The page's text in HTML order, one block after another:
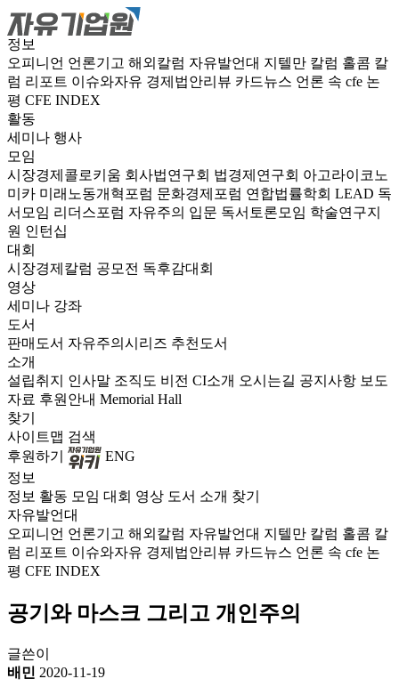
정보
오피니언 언론기고 해외칼럼 자유발언대 지텔만 칼럼 홀콤 칼
럼 리포트 이슈와자유 경제법안리뷰 카드뉴스 언론 속 cfe 논
평 CFE INDEX
활동
세미나 행사
모임
시장경제콜로키움 회사법연구회 법경제연구회 아고라이코노
미카 미래노동개혁포럼 문화경제포럼 연합법률학회 LEAD 독
서모임 리더스포럼 자유주의 입문 독서토론모임 학술연구지
원 인턴십
대회
시장경제칼럼 공모전 독후감대회
영상
세미나 강좌
도서
판매도서 자유주의시리즈 추천도서
소개
설립취지 인사말 조직도 비전 CI소개 오시는길 공지사항 보도
자료 후원안내 Memorial Hall
찾기
사이트맵 검색
후원하기
ENG
정보
정보 활동 모임 대회 영상 도서 소개 찾기
자유발언대
오피니언 언론기고 해외칼럼 자유발언대 지텔만 칼럼 홀콤 칼
럼 리포트 이슈와자유 경제법안리뷰 카드뉴스 언론 속 cfe 논
평 CFE INDEX
공기와 마스크 그리고 개인주의
글쓴이
배민 2020-11-19